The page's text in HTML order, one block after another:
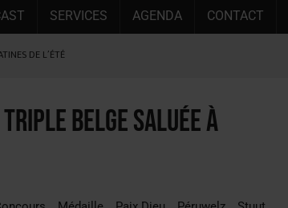
SERVICES AGENDA CONTACT
DE L’ÉTÉ
EN ILLE-ET-VILAINE
PAR LES NO/LOW [ÉTUDE]
Belge saluée à